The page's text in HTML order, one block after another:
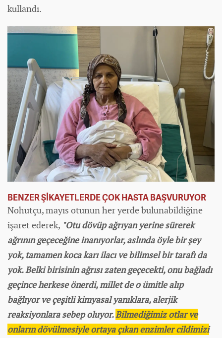
kullandı.
BENZER ŞİKAYETLERDE ÇOK HASTA BAŞVURUYOR
Nohutçu, mayıs otunun her yerde bulunabildiğine
işaret ederek, "Otu dövüp ağrıyan yerine sürerek
ağrının geçeceğine inanıyorlar, aslında öyle bir şey
yok, tamamen koca karı ilacı ve bilimsel bir tarafı da
yok. Belki birisinin ağrısı zaten geçecekti, onu bağladı
geçince herkese önerdi, millet de o ümitle alıp
bağlıyor ve çeşitli kimyasal yanıklara, alerjik
reaksiyonlara sebep oluyor.Bilmediğimiz otlar ve
onların dövülmesiyle ortaya çıkan enzimler cildimizi